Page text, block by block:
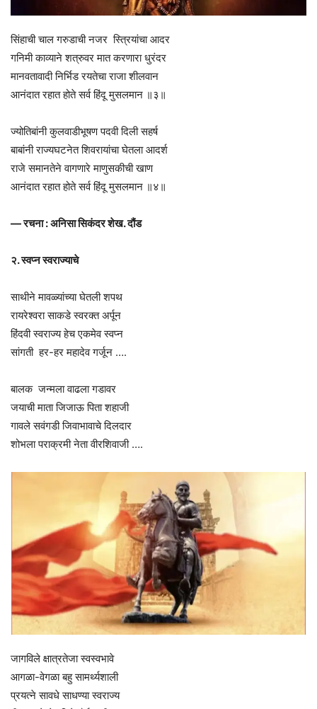
सिंहाची चाल गरुडाची नजर स्त्रियांचा आदर
गनिमी काव्याने शत्रुवर मात करणारा धुरंदर
मानवतावादी निर्भिड रयतेचा राजा शीलवान
आनंदात रहात होते सर्व हिंदू मुसलमान ॥३॥
ज्योतिबांनी कुलवाडीभूषण पदवी दिली सहर्ष
बाबांनी राज्यघटनेत शिवरायांचा घेतला आदर्श
राजे समानतेने वागणारे माणुसकीची खाण
आनंदात रहात होते सर्व हिंदू मुसलमान ॥४॥
— रचना : अनिसा सिकंदर शेख. दौंड
२. स्वप्न स्वराज्याचे
साथीने मावळ्यांच्या घेतली शपथ
रायरेश्वरा साकडे स्वरक्त अर्पून
हिंदवी स्वराज्य हेच एकमेव स्वप्न
सांगती हर-हर महादेव गर्जून ….
बालक जन्मला वाढला गडावर
जयाची माता जिजाऊ पिता शहाजी
गावले सवंगडी जिवाभावाचे दिलदार
शोभला पराक्रमी नेता वीरशिवाजी ….
जागविले क्षात्रतेजा स्वस्वभावे
आगळा-वेगळा बहु सामर्थ्यशाली
प्रयत्ने सावधे साधण्या स्वराज्य